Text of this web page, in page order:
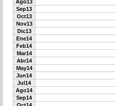
Ago13
Sep13
Oct13
Nov13
Dic13
Ene14
Feb14
Mar14
Abr14
May14
Jun14
Jul14
Ago14
Sep14